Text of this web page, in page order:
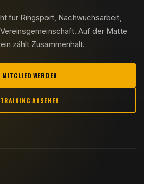
für Ringsport, Nachwuchsarbeit,
Auf der Matte
zählt Zusammenhalt.
MITGLIED WERDEN
TRAINING ANSEHEN